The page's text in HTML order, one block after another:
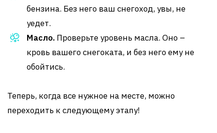
бензина. Без него ваш снегоход, увы, не
уедет.
Масло. Проверьте уровень масла. Оно –
кровь вашего снегоката, и без него ему не
обойтись.
Теперь, когда все нужное на месте, можно
переходить к следующему этапу!